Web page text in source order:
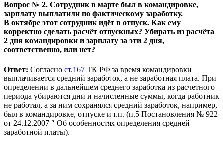
Вопрос № 2. Сотрудник в марте был в командировке,
зарплату выплатили по фактическому заработку.
В октябре этот сотрудник идёт в отпуск. Как ему
корректно сделать расчёт отпускных? Убирать из расчёта
2 дня командировки и зарплату за эти 2 дня,
соответственно, или нет?
Ответ: Согласно ст.167 ТК РФ за время командировки
выплачивается средний заработок, а не заработная плата. При
определении в дальнейшем среднего заработка из расчетного
периода убираются дни и начисленные суммы, когда работник
не работал, а за ним сохранялся средний заработок, например,
был в командировке, отпуске и т.п. (п.5 Постановления № 922
от 24.12.2007 ″ Об особенностях определения средней
заработной платы).